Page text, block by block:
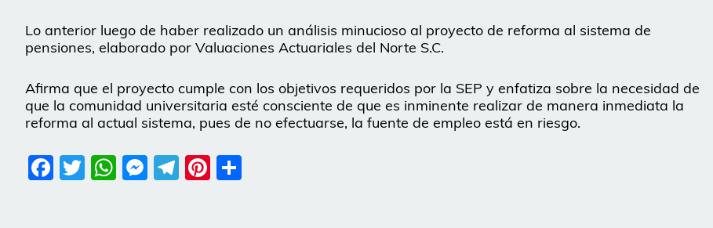
Lo anterior luego de haber realizado un análisis minucioso al proyecto de reforma al sistema de
pensiones, elaborado por Valuaciones Actuariales del Norte S.C.
Afirma que el proyecto cumple con los objetivos requeridos por la SEP y enfatiza sobre la necesidad de
que la comunidad universitaria esté consciente de que es inminente realizar de manera inmediata la
reforma al actual sistema, pues de no efectuarse, la fuente de empleo está en riesgo.
Facebook
Twitter
WhatsApp
Messenger
Telegram
Pinterest